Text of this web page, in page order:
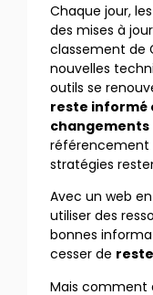
Chaque jour, les
des mises à
classement de
nouvelles
outils se
reste informé
changements
référencement
stratégies
Avec un web
utiliser des
bonnes
cesser de
Mais comment